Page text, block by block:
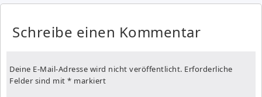
Schreibe einen Kommentar
Deine E-Mail-Adresse wird nicht veröffentlicht. Erforderliche
Felder sind mit * markiert